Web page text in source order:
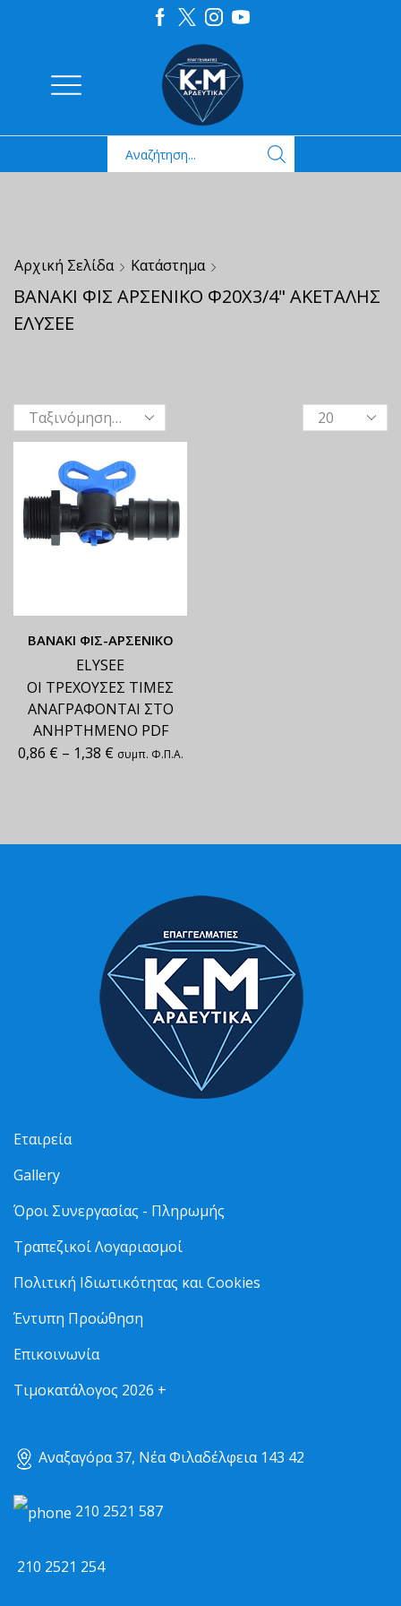
Αρχική Σελίδα Κατάστημα
ΒΑΝΑΚΙ ΦΙΣ ΑΡΣΕΝΙΚΟ Φ20Χ3/4" ΑΚΕΤΑΛΗΣ
ΕΛΥΣΕΕ
ΒΑΝΑΚΙ ΦΙΣ-ΑΡΣΕΝΙΚΟ
ELYSEE
ΟΙ ΤΡΕΧΟΥΣΕΣ ΤΙΜΕΣ
ΑΝΑΓΡΑΦΟΝΤΑΙ ΣΤΟ
ΑΝΗΡΤΗΜΕΝΟ PDF
0,86 € – 1,38 € συμπ. Φ.Π.Α.
Εταιρεία
Gallery
Όροι Συνεργασίας - Πληρωμής
Τραπεζικοί Λογαριασμοί
Πολιτική Ιδιωτικότητας και Cookies
Έντυπη Προώθηση
Επικοινωνία
Τιμοκατάλογος 2026 +
Αναξαγόρα 37, Νέα Φιλαδέλφεια 143 42
210 2521 587
210 2521 254